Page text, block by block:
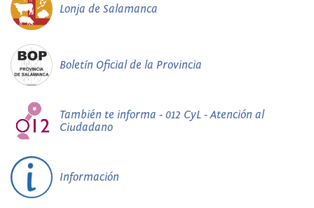
Lonja de Salamanca
Boletín Oficial de la Provincia
También te informa - 012 CyL - Atención al
Ciudadano
Información